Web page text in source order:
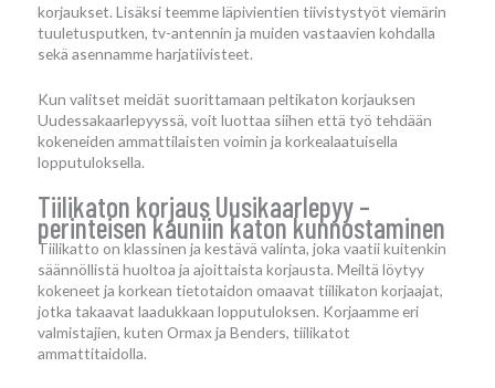
korjaukset. Lisäksi teemme läpivientien tiivistystyöt viemärin
tuuletusputken, tv-antennin ja muiden vastaavien kohdalla
sekä asennamme harjatiivisteet.
Kun valitset meidät suorittamaan peltikaton korjauksen
Uudessakaarlepyyssä, voit luottaa siihen että työ tehdään
kokeneiden ammattilaisten voimin ja korkealaatuisella
lopputuloksella.
Tiilikaton korjaus Uusikaarlepyy –
perinteisen kauniin katon kunnostaminen
Tiilikatto on klassinen ja kestävä valinta, joka vaatii kuitenkin
säännöllistä huoltoa ja ajoittaista korjausta. Meiltä löytyy
kokeneet ja korkean tietotaidon omaavat tiilikaton korjaajat,
jotka takaavat laadukkaan lopputuloksen. Korjaamme eri
valmistajien, kuten Ormax ja Benders, tiilikatot
ammattitaidolla.